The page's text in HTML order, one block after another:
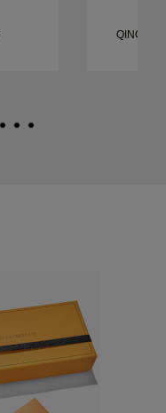
QING JI,